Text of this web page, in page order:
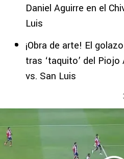
Daniel Aguirre en el
Luis
¡Obra de arte! El
tras ‘taquito’ del Piojo
vs. San Luis